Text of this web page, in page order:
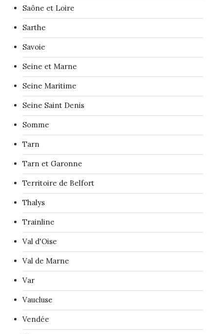
Saône et Loire
Sarthe
Savoie
Seine et Marne
Seine Maritime
Seine Saint Denis
Somme
Tarn
Tarn et Garonne
Territoire de Belfort
Thalys
Trainline
Val d'Oise
Val de Marne
Var
Vaucluse
Vendée